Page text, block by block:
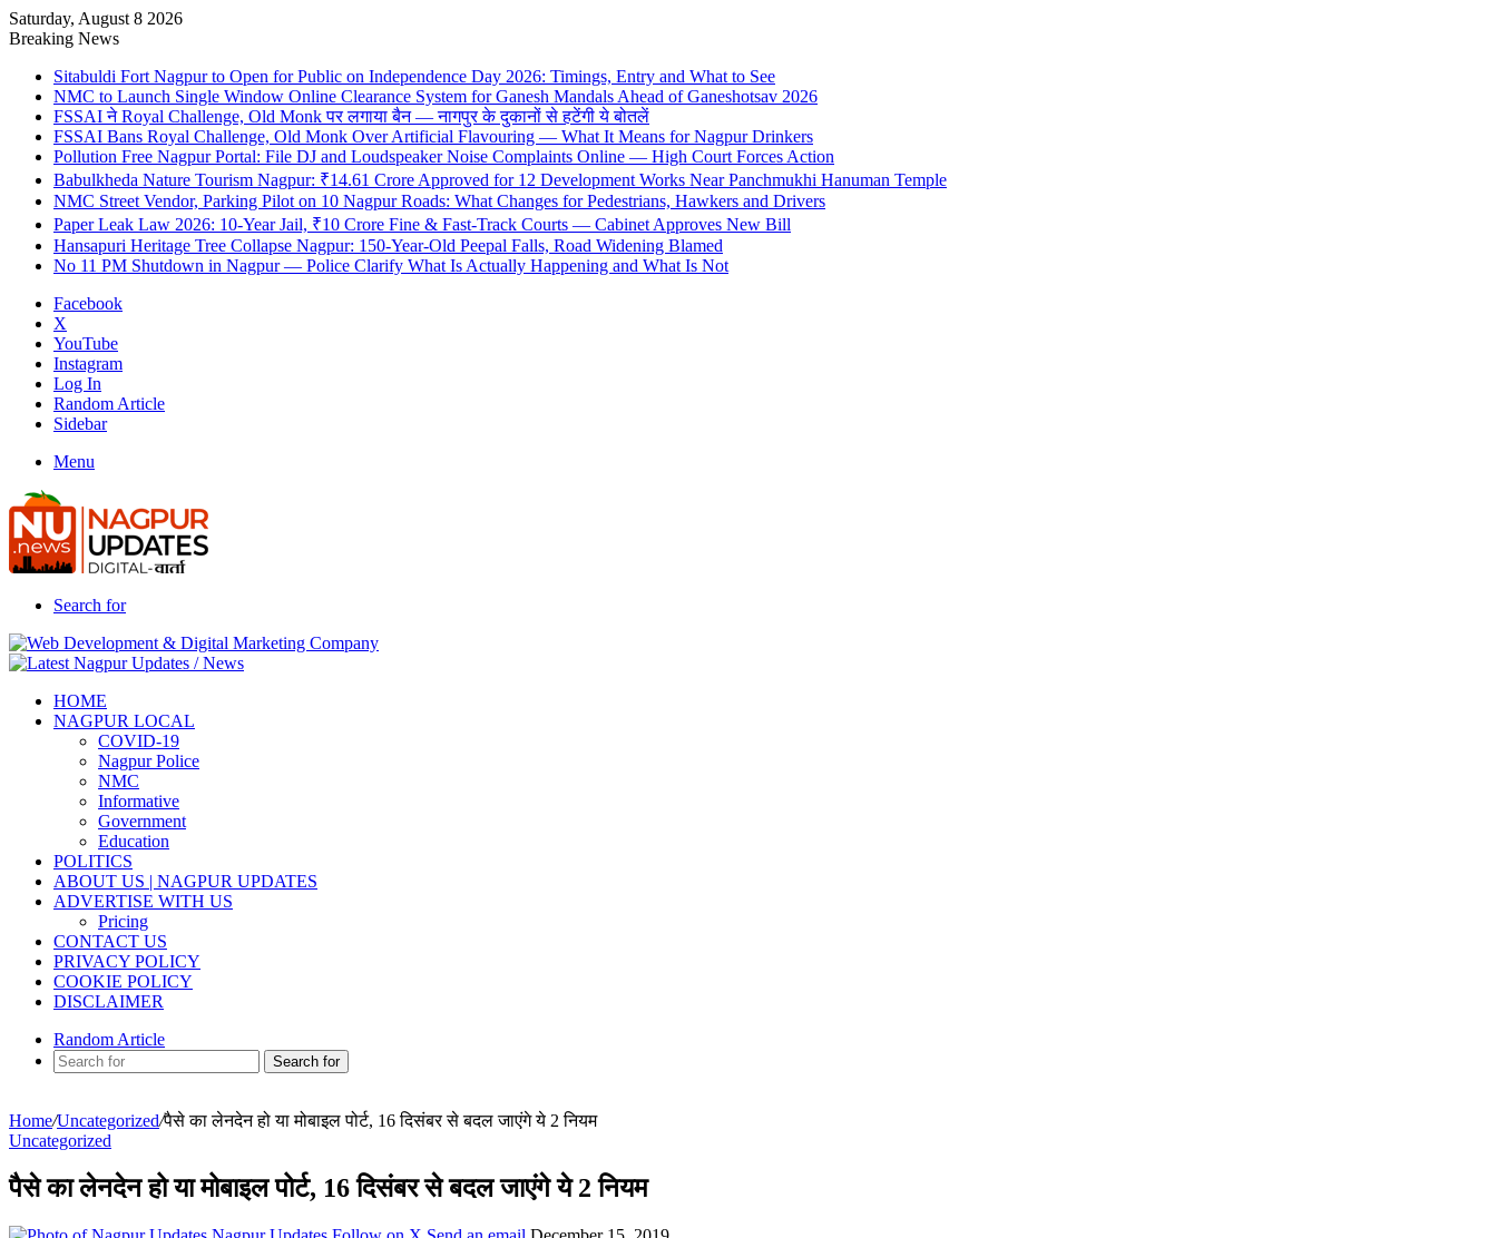
Saturday, August 8 2026
Breaking News
Sitabuldi Fort Nagpur to Open for Public on Independence Day 2026: Timings, Entry and What to See
NMC to Launch Single Window Online Clearance System for Ganesh Mandals Ahead of Ganeshotsav 2026
FSSAI ने Royal Challenge, Old Monk पर लगाया बैन — नागपुर के दुकानों से हटेंगी ये बोतलें
FSSAI Bans Royal Challenge, Old Monk Over Artificial Flavouring — What It Means for Nagpur Drinkers
Pollution Free Nagpur Portal: File DJ and Loudspeaker Noise Complaints Online — High Court Forces Action
Babulkheda Nature Tourism Nagpur: ₹14.61 Crore Approved for 12 Development Works Near Panchmukhi Hanuman Temple
NMC Street Vendor, Parking Pilot on 10 Nagpur Roads: What Changes for Pedestrians, Hawkers and Drivers
Paper Leak Law 2026: 10-Year Jail, ₹10 Crore Fine & Fast-Track Courts — Cabinet Approves New Bill
Hansapuri Heritage Tree Collapse Nagpur: 150-Year-Old Peepal Falls, Road Widening Blamed
No 11 PM Shutdown in Nagpur — Police Clarify What Is Actually Happening and What Is Not
Facebook
X
YouTube
Instagram
Log In
Random Article
Sidebar
Menu
Search for
HOME
NAGPUR LOCAL
COVID-19
Nagpur Police
NMC
Informative
Government
Education
POLITICS
ABOUT US | NAGPUR UPDATES
ADVERTISE WITH US
Pricing
CONTACT US
PRIVACY POLICY
COOKIE POLICY
DISCLAIMER
Random Article
Search for
Home/Uncategorized/पैसे का लेनदेन हो या मोबाइल पोर्ट, 16 दिसंबर से बदल जाएंगे ये 2 नियम
Uncategorized
पैसे का लेनदेन हो या मोबाइल पोर्ट, 16 दिसंबर से बदल जाएंगे ये 2 नियम